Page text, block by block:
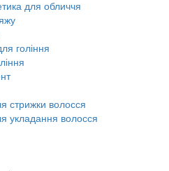
для обличчя
гоління
стрижки волосся
укладання волосся